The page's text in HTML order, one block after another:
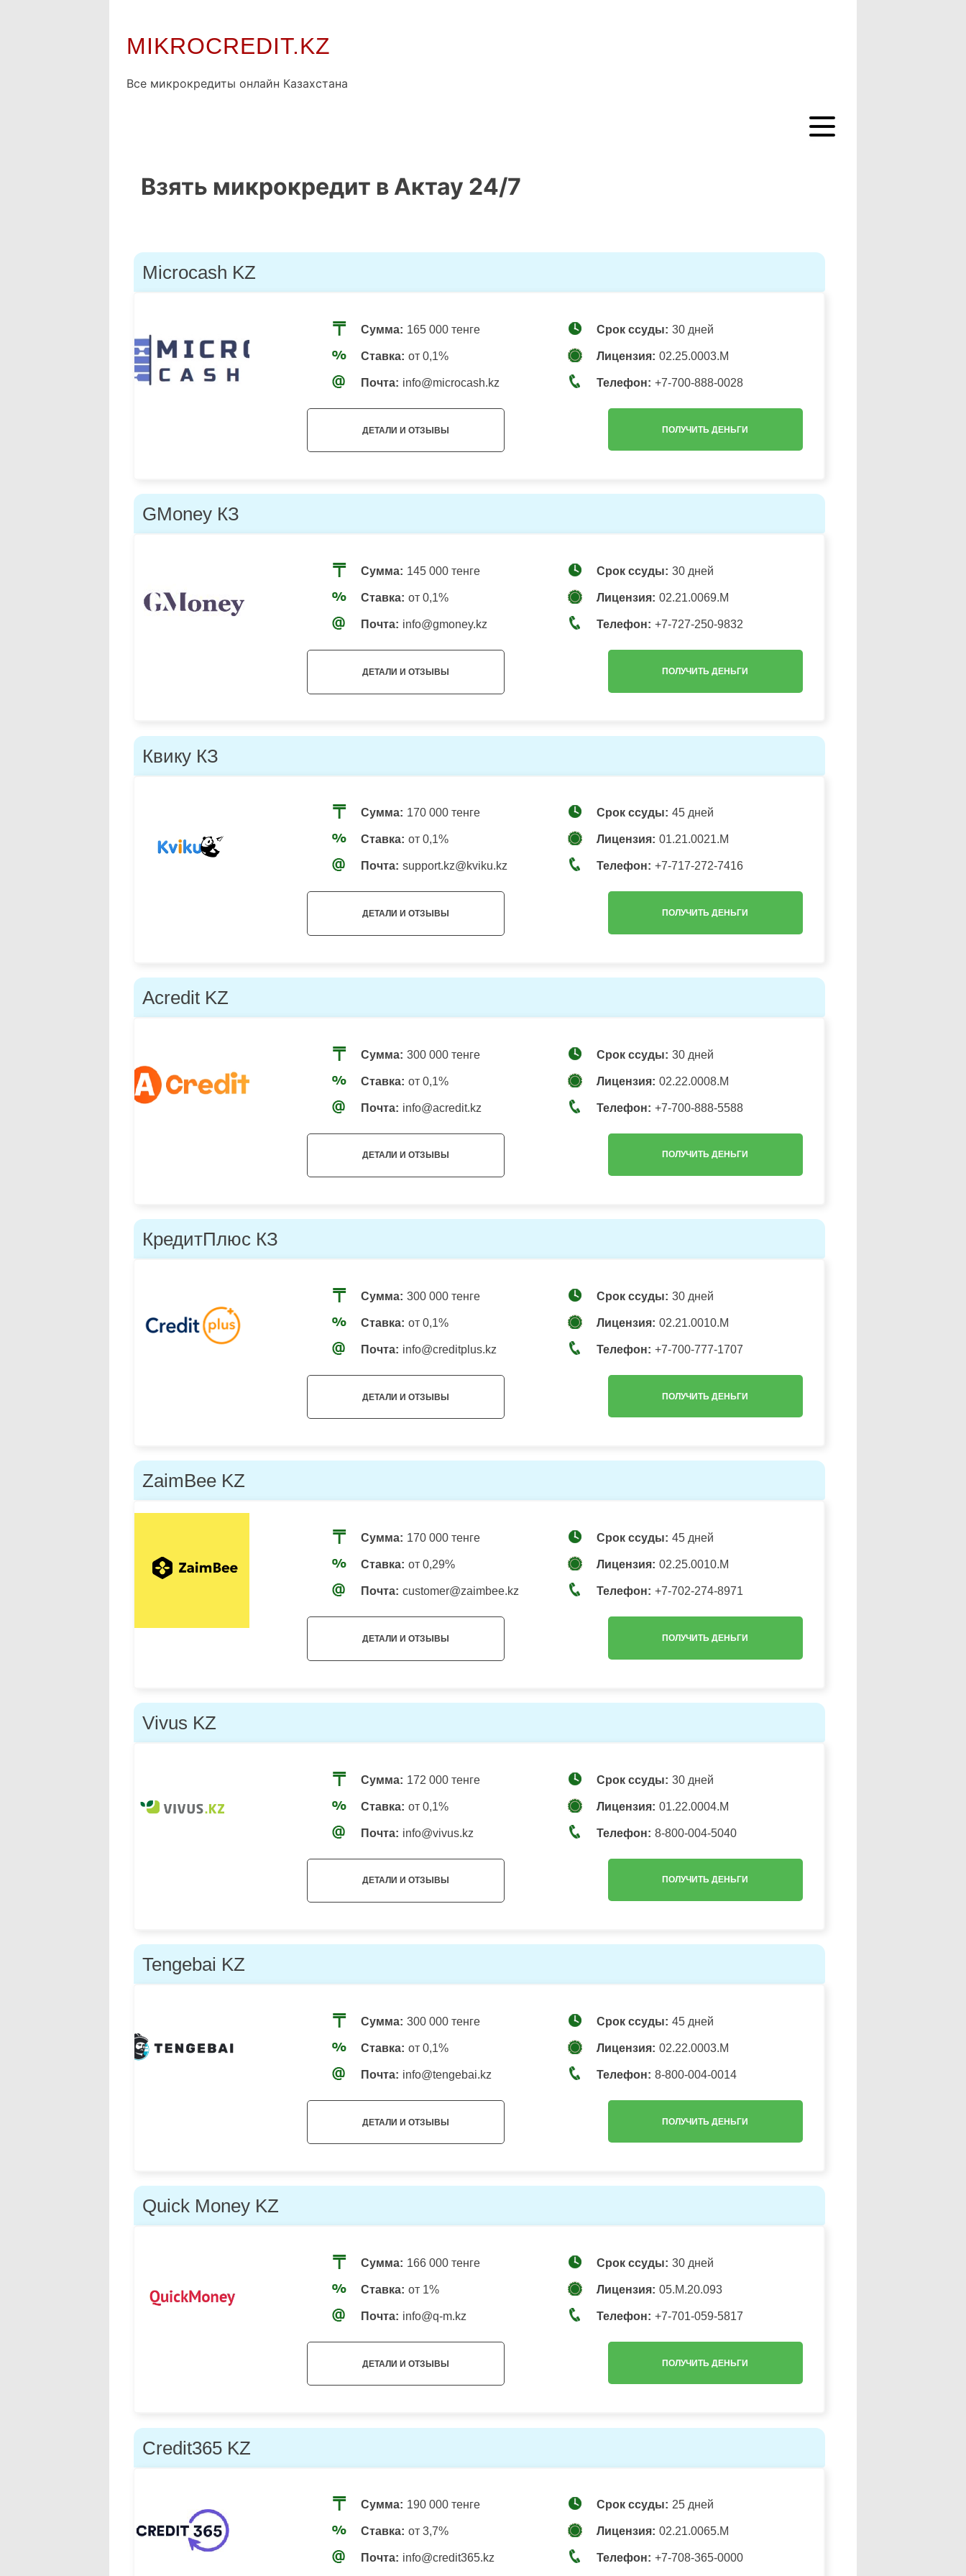
to
MIKROCREDIT.KZ
Все микрокредиты онлайн Казахстана
Взять микрокредит в Актау 24/7
Microcash KZ
Сумма: 165 000 тенге Срок ссуды: 30 дней
Ставка: от 0,1% Лицензия: 02.25.0003.М
Почта: info@microcash.kz Телефон: +7-700-888-0028
ДЕТАЛИ И ОТЗЫВЫ ПОЛУЧИТЬ ДЕНЬГИ
GMoney КЗ
Сумма: 145 000 тенге Срок ссуды: 30 дней
Ставка: от 0,1% Лицензия: 02.21.0069.M
Почта: info@gmoney.kz Телефон: +7-727-250-9832
ДЕТАЛИ И ОТЗЫВЫ ПОЛУЧИТЬ ДЕНЬГИ
Квику КЗ
Сумма: 170 000 тенге Срок ссуды: 45 дней
Ставка: от 0,1% Лицензия: 01.21.0021.M
Почта: support.kz@kviku.kz Телефон: +7-717-272-7416
ДЕТАЛИ И ОТЗЫВЫ ПОЛУЧИТЬ ДЕНЬГИ
Acredit KZ
Сумма: 300 000 тенге Срок ссуды: 30 дней
Ставка: от 0,1% Лицензия: 02.22.0008.М
Почта: info@acredit.kz Телефон: +7-700-888-5588
ДЕТАЛИ И ОТЗЫВЫ ПОЛУЧИТЬ ДЕНЬГИ
КредитПлюс КЗ
Сумма: 300 000 тенге Срок ссуды: 30 дней
Ставка: от 0,1% Лицензия: 02.21.0010.M
Почта: info@creditplus.kz Телефон: +7-700-777-1707
ДЕТАЛИ И ОТЗЫВЫ ПОЛУЧИТЬ ДЕНЬГИ
ZaimBee KZ
Сумма: 170 000 тенге Срок ссуды: 45 дней
Ставка: от 0,29% Лицензия: 02.25.0010.М
Почта: customer@zaimbee.kz Телефон: +7-702-274-8971
ДЕТАЛИ И ОТЗЫВЫ ПОЛУЧИТЬ ДЕНЬГИ
Vivus KZ
Сумма: 172 000 тенге Срок ссуды: 30 дней
Ставка: от 0,1% Лицензия: 01.22.0004.M
Почта: info@vivus.kz Телефон: 8-800-004-5040
ДЕТАЛИ И ОТЗЫВЫ ПОЛУЧИТЬ ДЕНЬГИ
Tengebai KZ
Сумма: 300 000 тенге Срок ссуды: 45 дней
Ставка: от 0,1% Лицензия: 02.22.0003.М
Почта: info@tengebai.kz Телефон: 8-800-004-0014
ДЕТАЛИ И ОТЗЫВЫ ПОЛУЧИТЬ ДЕНЬГИ
Quick Money KZ
Сумма: 166 000 тенге Срок ссуды: 30 дней
Ставка: от 1% Лицензия: 05.М.20.093
Почта: info@q-m.kz Телефон: +7-701-059-5817
ДЕТАЛИ И ОТЗЫВЫ ПОЛУЧИТЬ ДЕНЬГИ
Credit365 KZ
Сумма: 190 000 тенге Срок ссуды: 25 дней
Ставка: от 3,7% Лицензия: 02.21.0065.M
Почта: info@credit365.kz Телефон: +7-708-365-0000